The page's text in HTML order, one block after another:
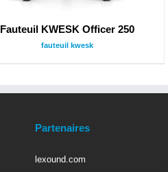
Fauteuil KWESK Officer 250
fauteuil kwesk
Partenaires
lexound.com